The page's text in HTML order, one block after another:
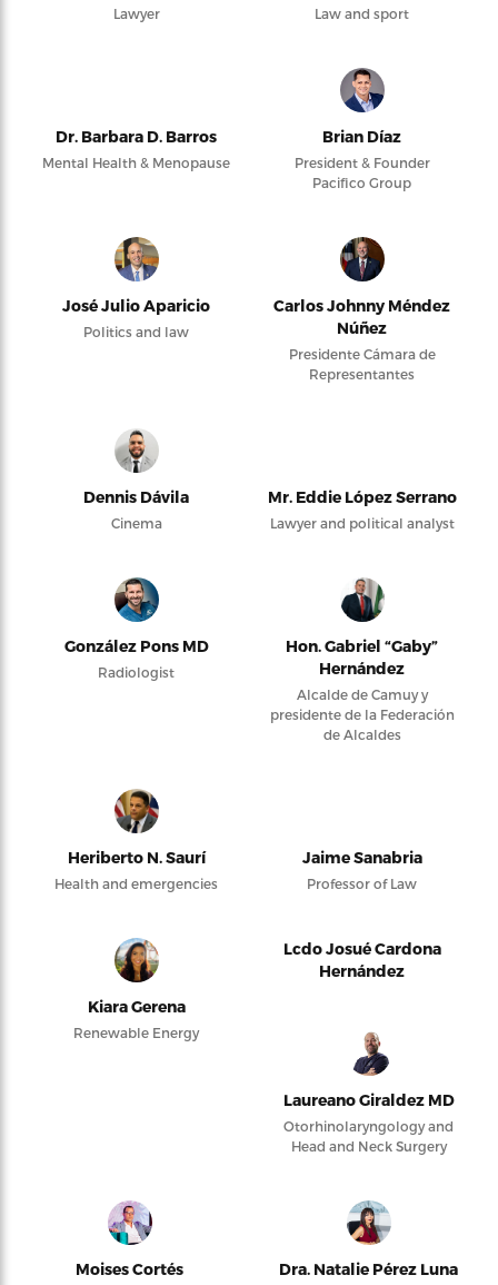
Lawyer Law and sport
Dr. Barbara D. Barros
Mental Health & Menopause
Brian Díaz
President & Founder
Pacifico Group
José Julio Aparicio
Politics and law
Carlos Johnny Méndez
Núñez
Presidente Cámara de
Representantes
Dennis Dávila
Cinema
Mr. Eddie López Serrano
Lawyer and political analyst
González Pons MD
Radiologist
Hon. Gabriel “Gaby”
Hernández
Alcalde de Camuy y
presidente de la Federación
de Alcaldes
Heriberto N. Saurí
Health and emergencies
Jaime Sanabria
Professor of Law
Kiara Gerena
Renewable Energy
Lcdo Josué Cardona
Hernández
Laureano Giraldez MD
Otorhinolaryngology and
Head and Neck Surgery
Moises Cortés Dra. Natalie Pérez Luna